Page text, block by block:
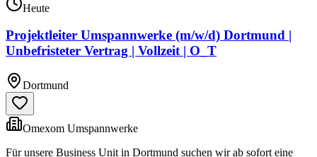
Heute
Projektleiter Umspannwerke (m/w/d) Dortmund |
Unbefristeter Vertrag | Vollzeit | O_T
Dortmund
Omexom Umspannwerke
Für unsere Business Unit in Dortmund suchen wir ab sofort eine